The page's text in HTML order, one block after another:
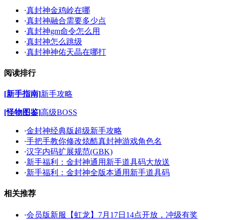
·真封神金鸡岭在哪
·真封神融合需要多少点
·真封神gm命令怎么用
·真封神怎么跳级
·真封神神佑天晶在哪打
阅读排行
[新手指南]新手攻略
[怪物图鉴]高级BOSS
·金封神经典版超级新手攻略
·手把手教你修改炫酷真封神游戏角色名
·汉字内码扩展规范(GBK)
·新手福利：金封神通用新手道具码大放送
·新手福利：金封神全版本通用新手道具码
相关推荐
·会员版新服【虹龙】7月17日14点开放，冲级有奖